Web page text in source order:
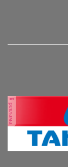
реклама